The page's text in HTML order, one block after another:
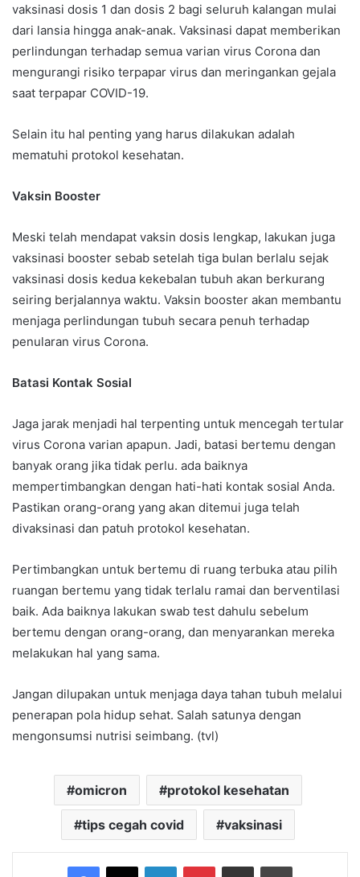
vaksinasi dosis 1 dan dosis 2 bagi seluruh kalangan mulai
dari lansia hingga anak-anak. Vaksinasi dapat memberikan
perlindungan terhadap semua varian virus Corona dan
mengurangi risiko terpapar virus dan meringankan gejala
saat terpapar COVID-19.
Selain itu hal penting yang harus dilakukan adalah
mematuhi protokol kesehatan.
Vaksin Booster
Meski telah mendapat vaksin dosis lengkap, lakukan juga
vaksinasi booster sebab setelah tiga bulan berlalu sejak
vaksinasi dosis kedua kekebalan tubuh akan berkurang
seiring berjalannya waktu. Vaksin booster akan membantu
menjaga perlindungan tubuh secara penuh terhadap
penularan virus Corona.
Batasi Kontak Sosial
Jaga jarak menjadi hal terpenting untuk mencegah tertular
virus Corona varian apapun. Jadi, batasi bertemu dengan
banyak orang jika tidak perlu. ada baiknya
mempertimbangkan dengan hati-hati kontak sosial Anda.
Pastikan orang-orang yang akan ditemui juga telah
divaksinasi dan patuh protokol kesehatan.
Pertimbangkan untuk bertemu di ruang terbuka atau pilih
ruangan bertemu yang tidak terlalu ramai dan berventilasi
baik. Ada baiknya lakukan swab test dahulu sebelum
bertemu dengan orang-orang, dan menyarankan mereka
melakukan hal yang sama.
Jangan dilupakan untuk menjaga daya tahan tubuh melalui
penerapan pola hidup sehat. Salah satunya dengan
mengonsumsi nutrisi seimbang. (tvl)
omicron protokol kesehatan
tips cegah covid vaksinasi
Facebook
X LinkedInPinterestShare via Email Print